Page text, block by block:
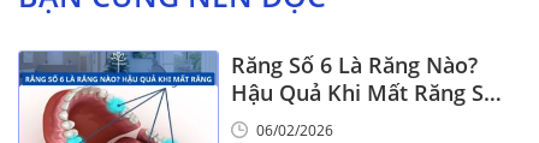
Răng Số 6 Là Răng Nào?
Hậu Quả Khi Mất Răng Số
6
06/02/2026